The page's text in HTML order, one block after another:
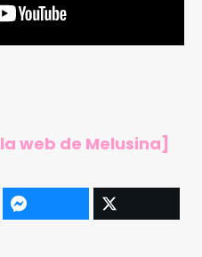
la web de Melusina]